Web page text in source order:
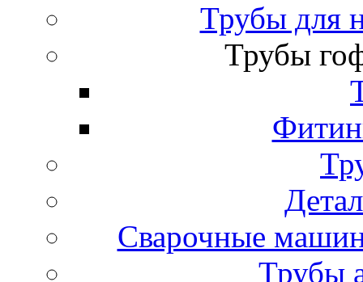
Трубы для
Трубы
Сварочные
Трубы